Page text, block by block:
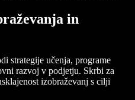
in
strategije učenja, programe
razvoj v podjetju. Skrbi za
izobraževanj s cilji